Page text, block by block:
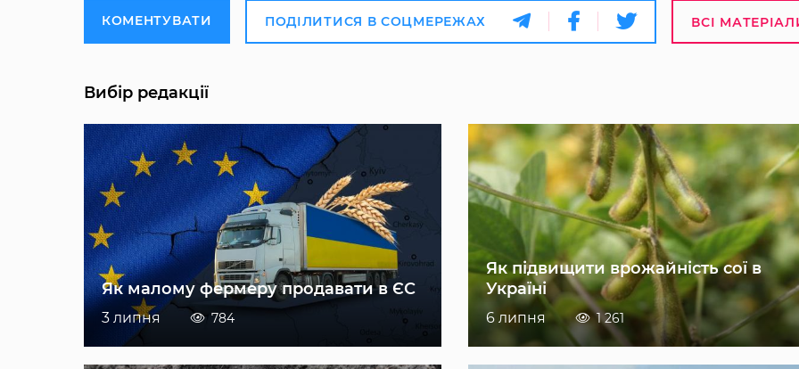
КОМЕНТУВАТИ ПОДІЛИТИСЯ В СОЦМЕРЕЖАХ ВСІ
Вибір редакції
Як малому фермеру продавати в ЄС
3 липня 784
Як підвищити врожайність сої в
Україні
6 липня 1 261